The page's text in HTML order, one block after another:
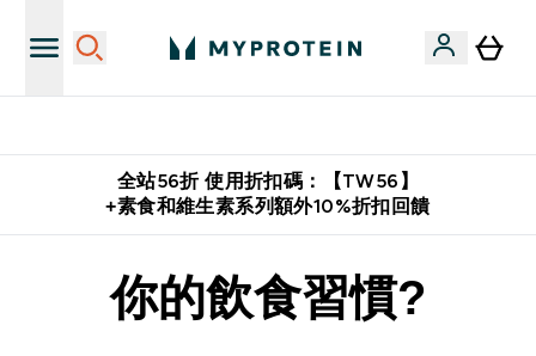
全站56折 使用折扣碼：【TW56】
+素食和維生素系列額外10%折扣回饋
你的飲食習慣?